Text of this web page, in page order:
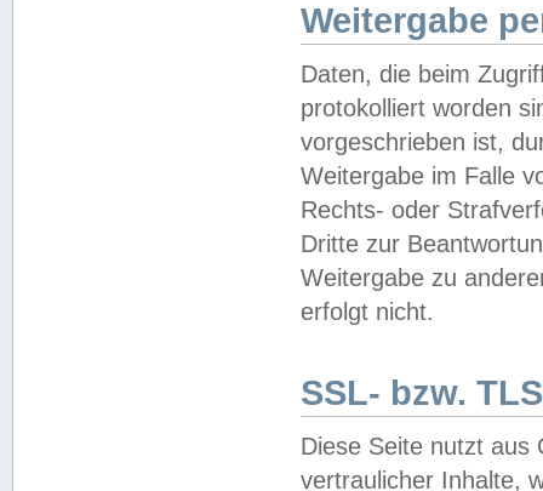
Weitergabe
Daten, die beim
protokolliert worden
vorgeschrieben ist,
Weitergabe im Falle
Rechts- oder
Dritte zur
Weitergabe zu
erfolgt nicht.
SSL- bzw.
Diese Seite nutzt aus
vertraulicher Inhalte,